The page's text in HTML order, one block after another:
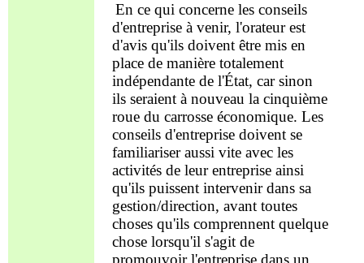
En ce qui concerne les conseils
d'entreprise à venir, l'orateur est
d'avis qu'ils doivent être mis en
place de manière totalement
indépendante de l'État, car sinon
ils seraient à nouveau la cinquième
roue du carrosse économique. Les
conseils d'entreprise doivent se
familiariser aussi vite avec les
activités de leur entreprise ainsi
qu'ils puissentintervenir dans sa
gestion/direction, avant toutes
choses qu'ils comprennent quelque
chose lorsqu'il s'agit de
promouvoir l'entreprise dans un